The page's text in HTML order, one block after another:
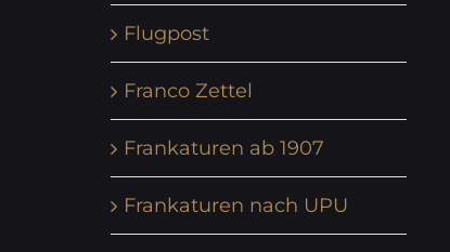
Flugpost
Franco Zettel
Frankaturen ab 1907
Frankaturen nach UPU